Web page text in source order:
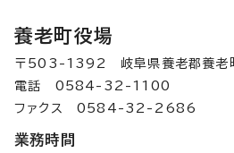
養老町役場
〒503-1392 岐阜県養老郡養老
電話 0584-32-1100
ファクス 0584-32-2686
業務時間